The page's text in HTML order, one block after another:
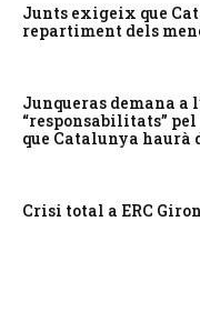
Junts exigeix que
repartiment dels
Junqueras demana a
“responsabilitats”
que Catalunya
Crisi total a ERC